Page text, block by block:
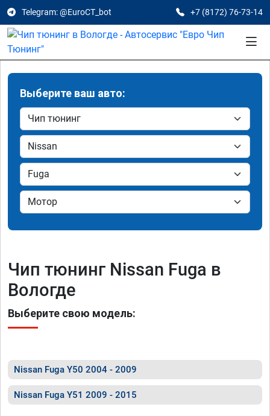
Telegram: @EuroCT_bot +7 (8172) 76-73-14
Выберите ваш авто:
Чип тюнинг Nissan Fuga в
Вологде
Выберите свою модель:
Nissan Fuga Y50 2004 - 2009
Nissan Fuga Y51 2009 - 2015